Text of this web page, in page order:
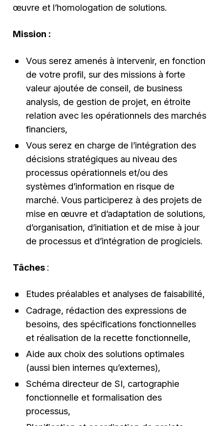
œuvre et l’homologation de solutions.
Mission :
Vous serez amenés à intervenir, en fonction
de votre profil, sur des missions à forte
valeur ajoutée de conseil, de business
analysis, de gestion de projet, en étroite
relation avec les opérationnels des marchés
financiers,
Vous serez en charge de l’intégration des
décisions stratégiques au niveau des
processus opérationnels et/ou des
systèmes d’information en risque de
marché. Vous participerez à des projets de
mise en œuvre et d’adaptation de solutions,
d’organisation, d’initiation et de mise à jour
de processus et d’intégration de progiciels.
Tâches :
Etudes préalables et analyses de faisabilité,
Cadrage, rédaction des expressions de
besoins, des spécifications fonctionnelles
et réalisation de la recette fonctionnelle,
Aide aux choix des solutions optimales
(aussi bien internes qu’externes),
Schéma directeur de SI, cartographie
fonctionnelle et formalisation des
processus,